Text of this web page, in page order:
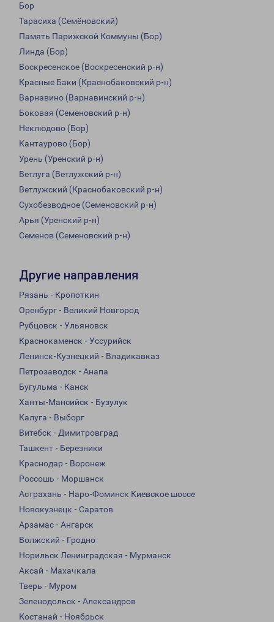
Бор
Тарасиха (Семёновский)
Память Парижской Коммуны (Бор)
Линда (Бор)
Воскресенское (Воскресенский р-н)
Красные Баки (Краснобаковский р-н)
Варнавино (Варнавинский р-н)
Боковая (Семеновский р-н)
Неклюдово (Бор)
Кантаурово (Бор)
Урень (Уренский р-н)
Ветлуга (Ветлужский р-н)
Ветлужский (Краснобаковский р-н)
Сухобезводное (Семеновский р-н)
Арья (Уренский р-н)
Семенов (Семеновский р-н)
Другие направления
Рязань - Кропоткин
Оренбург - Великий Новгород
Рубцовск - Ульяновск
Краснокаменск - Уссурийск
Ленинск-Кузнецкий - Владикавказ
Петрозаводск - Анапа
Бугульма - Канск
Ханты-Мансийск - Бузулук
Калуга - Выборг
Витебск - Димитровград
Ташкент - Березники
Краснодар - Воронеж
Россошь - Моршанск
Астрахань - Наро-Фоминск Киевское шоссе
Новокузнецк - Саратов
Арзамас - Ангарск
Волжский - Гродно
Норильск Ленинградская - Мурманск
Аксай - Махачкала
Тверь - Муром
Зеленодольск - Александров
Костанай - Ноябрьск